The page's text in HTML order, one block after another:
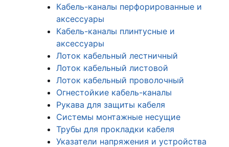
Кабель-каналы перфорированные и
аксессуары
Кабель-каналы плинтусные и
аксессуары
Лоток кабельный лестничный
Лоток кабельный листовой
Лоток кабельный проволочный
Огнестойкие кабель-каналы
Рукава для защиты кабеля
Системы монтажные несущие
Трубы для прокладки кабеля
Указатели напряжения и устройства